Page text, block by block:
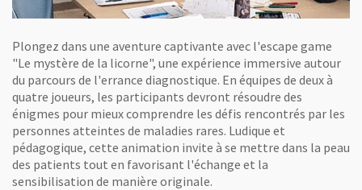
Plongez dans une aventure captivante avec l'escape game
"Le mystère de la licorne", une expérience immersive autour
du parcours de l'errance diagnostique. En équipes de deux à
quatre joueurs, les participants devront résoudre des
énigmes pour mieux comprendre les défis rencontrés par les
personnes atteintes de maladies rares. Ludique et
pédagogique, cette animation invite à se mettre dans la peau
des patients tout en favorisant l'échange et la
sensibilisation de manière originale.